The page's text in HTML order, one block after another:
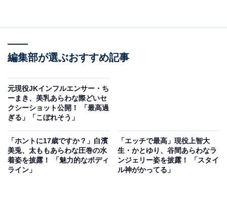
編集部が選ぶおすすめ記事
元現役JKインフルエンサー・ち
ーまき、美乳あらわな際どいセ
クシーショット公開！ 「最高過
ぎる」「こぼれそう」
「ホントに17歳ですか？」白濱
美兎、太ももあらわな圧巻の水
着姿を披露！ 「魅力的なボディ
ライン」
「エッチで最高」現役上智大
生・かとゆり、谷間あらわなラ
ンジェリー姿を披露！ 「スタイ
ル神がかってる」